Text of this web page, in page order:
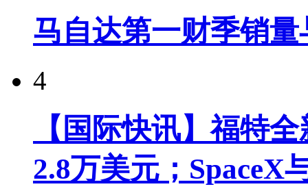
马自达第一财季销
4
【国际快讯】福特
2.8万美元；SpaceX